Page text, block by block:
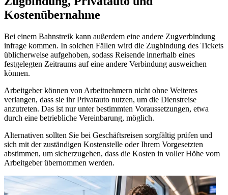
Kostenübernahme
Bei einem Bahnstreik kann außerdem eine andere Zugverbindung
infrage kommen. In solchen Fällen wird die Zugbindung des Tickets
üblicherweise aufgehoben, sodass Reisende innerhalb eines
festgelegten Zeitraums auf eine andere Verbindung ausweichen
können.
Arbeitgeber können von Arbeitnehmern nicht ohne Weiteres
verlangen, dass sie ihr Privatauto nutzen, um die Dienstreise
anzutreten. Das ist nur unter bestimmten Voraussetzungen, etwa
durch eine betriebliche Vereinbarung, möglich.
Alternativen sollten Sie bei Geschäftsreisen sorgfältig prüfen und
sich mit der zuständigen Kostenstelle oder Ihrem Vorgesetzten
abstimmen, um sicherzugehen, dass die Kosten in voller Höhe vom
Arbeitgeber übernommen werden.